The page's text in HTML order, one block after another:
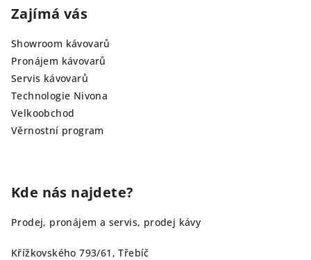
Zajímá vás
Showroom kávovarů
Pronájem kávovarů
Servis kávovarů
Technologie Nivona
Velkoobchod
Věrnostní program
Kde nás najdete?
Prodej, pronájem a servis, prodej kávy
Křížkovského 793/61, Třebíč